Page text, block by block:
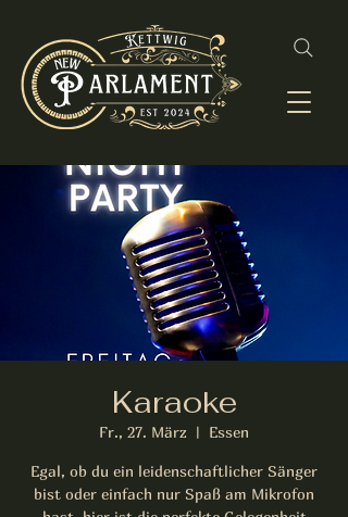
Karaoke
Fr., 27. März
  |
Essen
Egal, ob du ein leidenschaftlicher Sänger
bist oder einfach nur Spaß am Mikrofon